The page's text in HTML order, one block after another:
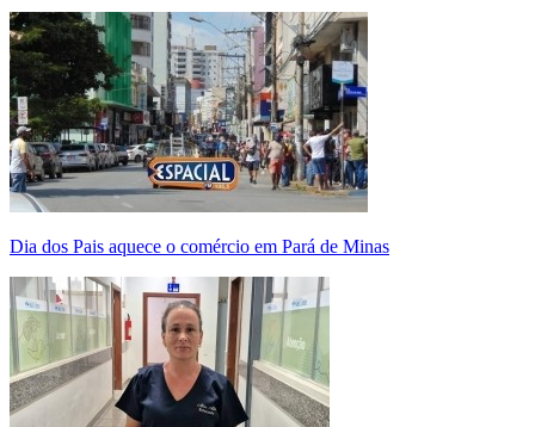
Dia dos Pais aquece o comércio em Pará de Minas